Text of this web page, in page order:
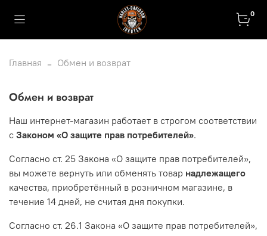
0
Главная Обмен и возврат
Обмен и возврат
Наш интернет-магазин работает в строгом соответствии
с Законом «О защите прав потребителей».
Согласно ст. 25 Закона «О защите прав потребителей»,
вы можете вернуть или обменять товар надлежащего
качества, приобретённый в розничном магазине, в
течение 14 дней, не считая дня покупки.
Согласно ст. 26.1 Закона «О защите прав потребителей»,